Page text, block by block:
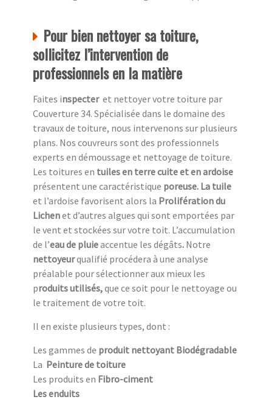
Pour bien nettoyer sa toiture,
sollicitez l’intervention de
professionnels en la matière
Faites inspecter et nettoyer votre toiture par
Couverture 34. Spécialisée dans le domaine des
travaux de toiture, nous intervenons sur plusieurs
plans. Nos couvreurs sont des professionnels
experts en démoussage et nettoyage de toiture.
Les toitures en tuiles en terre cuite et en ardoise
présentent une caractéristique poreuse. La tuile
et l’ardoise favorisent alors la Prolifération du
Lichenet d’autres algues qui sont emportées par
le vent et stockées sur votre toit. L’accumulation
de l’eau de pluieaccentue les dégâts. Notre
nettoyeurqualifié procédera à une analyse
préalable pour sélectionner aux mieux les
produits utilisés,que ce soit pour le nettoyage ou
le traitement de votre toit.
Il en existe plusieurs types, dont :
Les gammes de produit nettoyant Biodégradable
La Peinture de toiture
Les produits en Fibro-ciment
Les enduits